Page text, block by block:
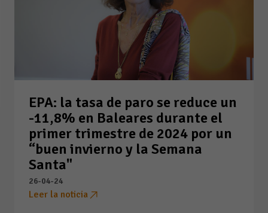
EPA: la tasa de paro se reduce un
-11,8% en Baleares durante el
primer trimestre de 2024 por un
“buen invierno y la Semana
Santa"
26-04-24
Leer la noticia